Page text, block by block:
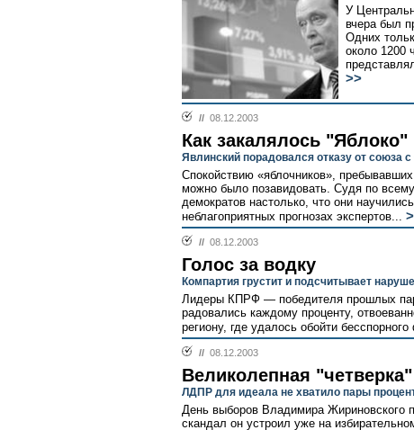
У
вчера был
Одних
около 1200
>>
// 08.12.2003
Как закалялось "Яблоко"
Явлинский порадовался отказу от союза
Спокойствию «яблочников»,
можно было позавидовать. Судя по
демократов настолько, что они
неблагоприятных прогнозах экспертов...
// 08.12.2003
Голос за водку
Компартия грустит и подсчитывает
Лидеры КПРФ — победителя прошлых
радовались каждому проценту,
региону, где удалось обойти
// 08.12.2003
Великолепная "четверка"
ЛДПР для идеала не хватило пары
День выборов Владимира Жириновского
скандал он устроил уже на